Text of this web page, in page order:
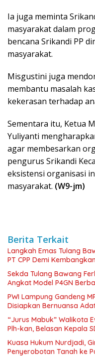
Ia juga meminta
masyarakat dalam
bencana Srikandi PP
masyarakat.
Misgustini juga
membantu masalah
kekerasan terhadap
Sementara itu, Ketua
Yuliyanti
agar membesarkan
pengurus Srikandi
eksistensi organisasi
masyarakat. (W9-jm)
Berita Terkait
Langkah Emas Tulang
PT CPP Demi
Sekda Tulang Bawang
Angkat Model P4GN
PWI Lampung Gandeng
Disiapkan Bernuansa
“Jurus Mabuk” Walikota
Plh-kan, Belasan Kepala
Kuasa Hukum Nurdjadi,
Penyerobotan Tanah ke